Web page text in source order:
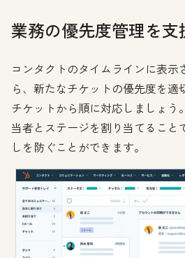
業務の優先度管理を支
コンタクトのタイムラインに表
ら、新たなチケットの優先度を適
チケットから順に対応しましょう
当者とステージを割り当てること
しを防ぐことができます。